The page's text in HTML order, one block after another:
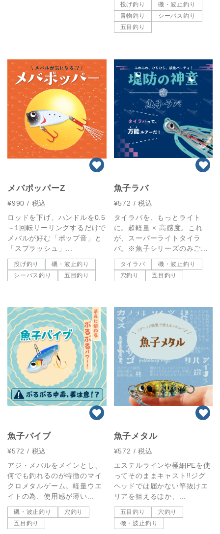
投げ釣り
磯・波止釣り
青物釣り
シーバス釣り
五目釣り
メバポッパーZ
¥990 / 税込
ロッドを下げ、ハンドルを0.5
～1回転リーリングするだけで
メバルが好む「ポップ音」と
「スプラッシュ」...
投げ釣り
磯・波止釣り
シーバス釣り
五目釣り
魚子ラバ
¥572 / 税込
タイラバを、もっとライト
に。超軽量 × 高感度。これ
が、スーパーライトタイラ
バ。※魚子シリーズのみご...
タイラバ
磯・波止釣り
穴釣り
五目釣り
魚子バイブ
¥572 / 税込
アジ・メバルをメインとし、
何でも釣れるのが特徴のマイ
クロメタルゲーム。軽量ウエ
イトの為、使用感が薄い...
磯・波止釣り
穴釣り
五目釣り
魚子メタル
¥572 / 税込
エステルラインや極細PEを使
ってそのままキャスト!!ジグ
ヘッドでは届かない竿抜けエ
リアを狙えるほか、...
五目釣り
穴釣り
磯・波止釣り